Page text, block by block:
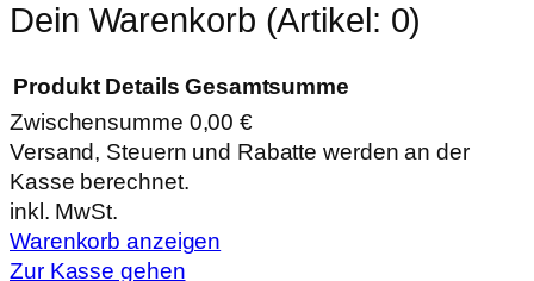
Dein Warenkorb (Artikel: 0)
Produkte
im
Warenkorb
Produkt Details Gesamtsumme
Zwischensumme 0,00 €
Versand, Steuern und Rabatte werden an der
Kasse berechnet.
inkl. MwSt.
Warenkorb anzeigen
Zur Kasse gehen